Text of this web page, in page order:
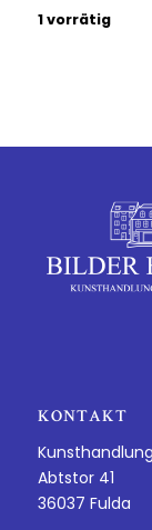
1 vorrätig
KONTAKT
Abtstor 41
36037 Fulda